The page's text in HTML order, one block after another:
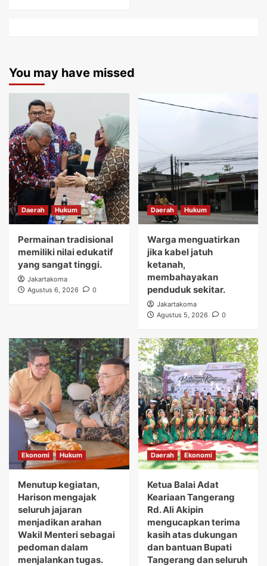
You may have missed
Daerah Hukum
Permainan tradisional
memiliki nilai edukatif
yang sangat tinggi.
Jakartakoma
Agustus 6, 2026
0
Daerah Hukum
Warga menguatirkan
jika kabel jatuh
ketanah,
membahayakan
penduduk sekitar.
Jakartakoma
Agustus 5, 2026
0
Ekonomi Hukum
Menutup kegiatan,
Harison mengajak
seluruh jajaran
menjadikan arahan
Wakil Menteri sebagai
pedoman dalam
menjalankan tugas.
Daerah Ekonomi
Ketua Balai Adat
Keariaan Tangerang
Rd. Ali Akipin
mengucapkan terima
kasih atas dukungan
dan bantuan Bupati
Tangerang dan seluruh